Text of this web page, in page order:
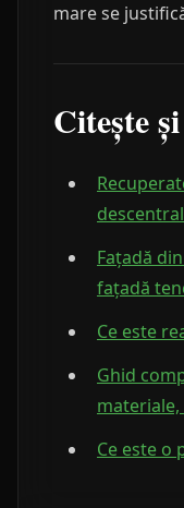
mare se
Citește și
Fațadă
fațadă
Ce este
Ghid
Ce este o